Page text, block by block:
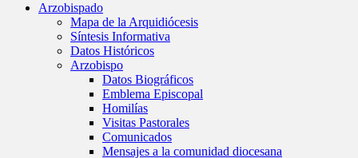
Arzobispado
Mapa de la Arquidiócesis
Síntesis Informativa
Datos Históricos
Arzobispo
Datos Biográficos
Emblema Episcopal
Homilías
Visitas Pastorales
Comunicados
Mensajes a la comunidad diocesana